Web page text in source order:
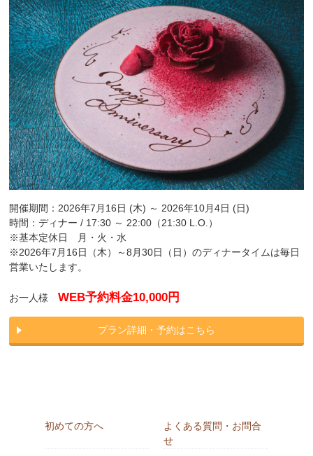
開催期間：2026年7月16日 (木) ～ 2026年10月4日 (日)
時間：ディナー / 17:30 ～ 22:00（21:30 L.O.）
※基本定休日 月・火・水
※2026年7月16日（木）～8月30日（日）のディナータイムは毎日
営業いたします。
お一人様 WEB予約料金10,000円
プラン詳細・予約はこちら
初めての方へ
よくある質問・お問合
せ